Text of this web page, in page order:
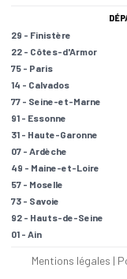
29 - Finistère
22 - Côtes-d'Armor
75 - Paris
14 - Calvados
77 - Seine-et-Marne
91 - Essonne
31 - Haute-Garonne
07 - Ardèche
49 - Maine-et-Loire
57 - Moselle
73 - Savoie
92 - Hauts-de-Seine
01 - Ain
Mentions légales |